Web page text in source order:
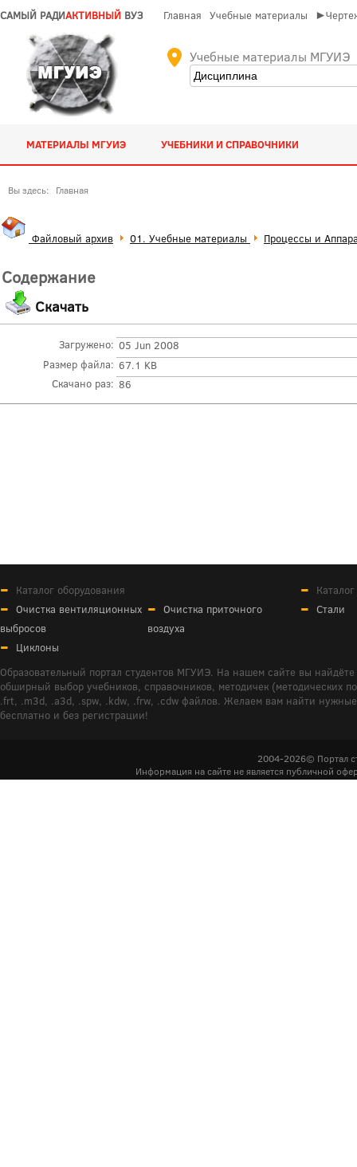
САМЫЙ РАДИАКТИВНЫЙ ВУЗ Главная Учебные материалы
Учебные материалы МГУИЭ
МАТЕРИАЛЫ МГУИЭ УЧЕБНИКИ И СПРАВОЧНИКИ
Вы здесь: Главная
Файловый архив 01. Учебные материалы Процессы и
Содержание
Скачать
Загружено: 05 Jun 2008
Размер файла: 67.1 KB
Скачано раз: 86
Каталог оборудования
Очистка вентиляционных
выбросов
Очистка приточного
воздуха
Циклоны
Стали
Образовательный портал студентов МГУИЭ. На нашем сайте вы
обширный выбор учебников, справочников, методичек (методических
.frt, .m3d, .a3d, .spw, .kdw, .frw, .cdw файлов. Желаем вам найти
бесплатно и без регистрации!
2004-2026© Портал
Информация на сайте не является публичной